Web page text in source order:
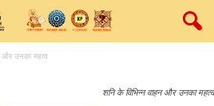
और उनका महत्व
शनि के विभिन्न वाहन और उनका महत्व